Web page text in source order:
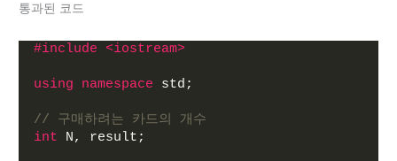
통과된 코드
#include <iostream>
using namespace std;
// 구매하려는 카드의 개수
int N, result;